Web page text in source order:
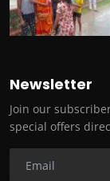
Newsletter
Join our
special offers